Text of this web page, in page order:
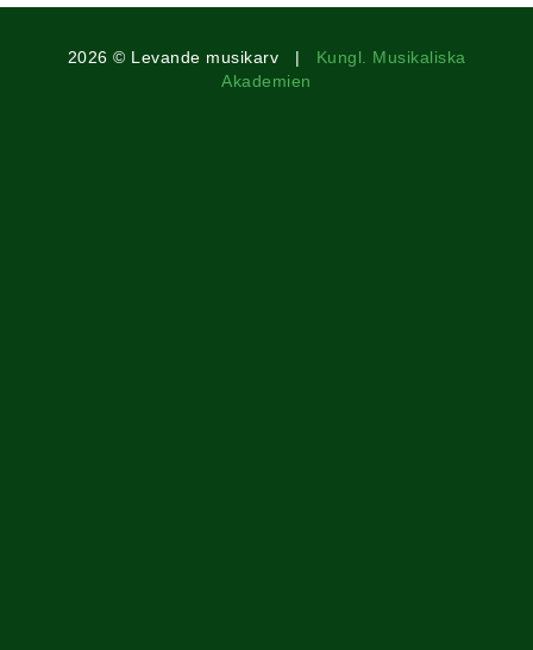
2026 © Levande musikarv | Kungl. Musikaliska
Akademien